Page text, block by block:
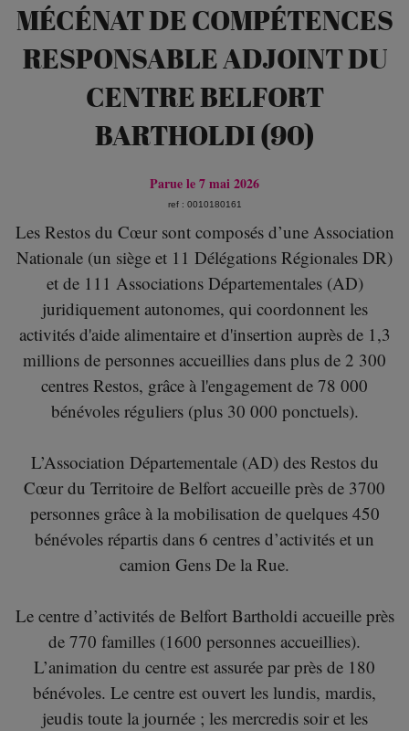
MÉCÉNAT DE COMPÉTENCES
RESPONSABLE ADJOINT DU
CENTRE BELFORT
BARTHOLDI (90)
Parue le 7 mai 2026
ref : 0010180161
Les Restos du Cœur sont composés d’une Association
Nationale (un siège et 11 Délégations Régionales DR)
et de 111 Associations Départementales (AD)
juridiquement autonomes, qui coordonnent les
activités d'aide alimentaire et d'insertion auprès de 1,3
millions de personnes accueillies dans plus de 2 300
centres Restos, grâce à l'engagement de 78 000
bénévoles réguliers (plus 30 000 ponctuels).
L’Association Départementale (AD) des Restos du
Cœur du Territoire de Belfort accueille près de 3700
personnes grâce à la mobilisation de quelques 450
bénévoles répartis dans 6 centres d’activités et un
camion Gens De la Rue.
Le centre d’activités de Belfort Bartholdi accueille près
de 770 familles (1600 personnes accueillies).
L’animation du centre est assurée par près de 180
bénévoles. Le centre est ouvert les lundis, mardis,
jeudis toute la journée ; les mercredis soir et les